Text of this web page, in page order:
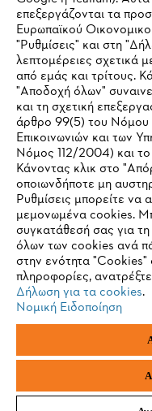
STIHL Συχνές
Service
Πολιτική απορρήτου
Νομικές πληροφορίες
ANDREAS STIHL
ΥΠΟΚΑΤΑΣΤΗΜΑ ΚΥΠΡΟΥ
ΑΓ. ΑΝΔΡΕΟΥ 51
1041 ΛΕΥΚΩΣΙΑ
IHR
Sie nutzen einen
eine optimale Nutzung
einem der folgenden
Firefox
επεξεργάζονται τα
Ευρωπαϊκού
"Ρυθμίσεις" και στη
λεπτομέρειες σχετικά
από εμάς και τρίτους.
"Αποδοχή όλων"
και τη σχετική
άρθρο 99(5) του Νόμου
Επικοινωνιών και των
Νόμος 112/2004) και
Κάνοντας κλικ στο
οποιωνδήποτε μη
Ρυθμίσεις μπορείτε να
μεμονωμένα cookies.
συγκατάθεσή σας για
όλων των cookies ανά
στην ενότητα "Cookies"
πληροφορίες,
Δήλωση για τα cookies.
Νομική Ειδοποίηση